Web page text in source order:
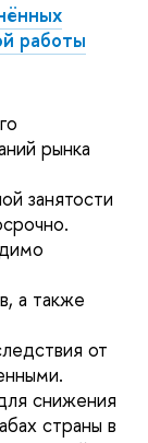
работы
рынка
занятости
а также
от
снижения
страны в